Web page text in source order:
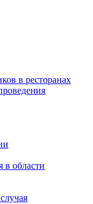
в ресторанах
области